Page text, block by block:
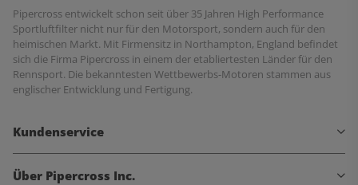
Pipercross entwickelt schon seit über 35 Jahren High Performance
Sportluftfilter nicht nur für den Motorsport, sondern auch für den
heimischen Markt. Mit Firmensitz in Northampton, England befindet
sich die Firma Pipercross in einem der etabliertesten Länder für den
Rennsport. Die bekanntesten Wettbewerbs-Motoren stammen aus
englischer Entwicklung und Fertigung.
Kundenservice
Über Pipercross Inc.